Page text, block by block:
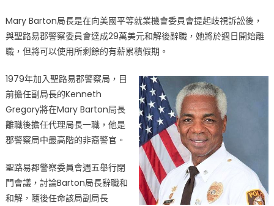
理〉
中
Mary Barton局長是在向美國平等就業機會委員會提起歧視訴訟後，
與聖路易郡警察委員會達成29萬美元和解後辭職，她將於週日開始離
職，但將可以使用所剩餘的有薪累積假期。
1979年加入聖路易郡警察局，目
前擔任副局長的Kenneth
Gregory將在Mary Barton局長
離職後擔任代理局長一職，他是
郡警察局中最高階的非裔警官。
聖路易郡警察委員會週五舉行閉
門會議，討論Barton局長辭職和
和解，隨後任命該局副局長